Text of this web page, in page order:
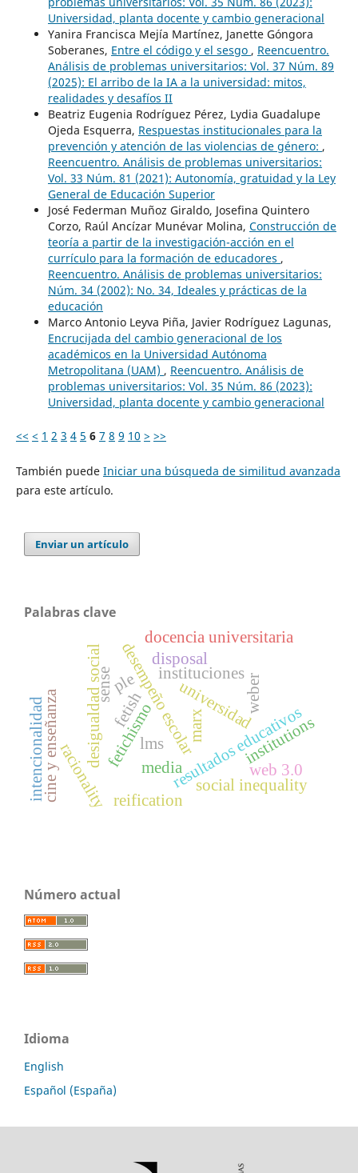
Universidad, planta docente y cambio generacional
Yanira Francisca Mejía Martínez, Janette Góngora
Soberanes, Entre el código y el sesgo , Reencuentro.
Análisis de problemas universitarios: Vol. 37 Núm. 89
(2025): El arribo de la IA a la universidad: mitos,
realidades y desafíos II
Beatriz Eugenia Rodríguez Pérez, Lydia Guadalupe
Ojeda Esquerra, Respuestas institucionales para la
prevención y atención de las violencias de género: ,
Reencuentro. Análisis de problemas universitarios:
Vol. 33 Núm. 81 (2021): Autonomía, gratuidad y la Ley
General de Educación Superior
José Federman Muñoz Giraldo, Josefina Quintero
Corzo, Raúl Ancízar Munévar Molina, Construcción de
teoría a partir de la investigación-acción en el
currículo para la formación de educadores ,
Reencuentro. Análisis de problemas universitarios:
Núm. 34 (2002): No. 34, Ideales y prácticas de la
educación
Marco Antonio Leyva Piña, Javier Rodríguez Lagunas,
Encrucijada del cambio generacional de los
académicos en la Universidad Autónoma
Metropolitana (UAM) , Reencuentro. Análisis de
problemas universitarios: Vol. 35 Núm. 86 (2023):
Universidad, planta docente y cambio generacional
<< < 1 2 3 4 5 6 7 8 9 10 > >>
También puede Iniciar una búsqueda de similitud avanzada
para este artículo.
Enviar un artículo
Palabras clave
universidad
fetichismo resultados educativos
desempeño escolar
social inequality
desigualdad social
racionality
weber
institutions
instituciones
fetish
disposal
reification
marx
media
cine y enseñanza
ple
lms
web 3.0
docencia universitaria
sense
intencionalidad
Número actual
Idioma
English
Español (España)